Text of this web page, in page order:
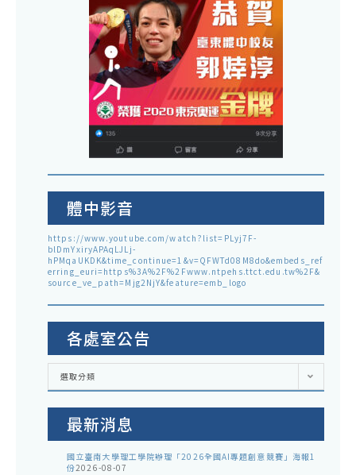
體中影音
https://www.youtube.com/watch?list=PLyj7F-
blDmYxiryAPAqLJLj-
hPMqaUKDK&time_continue=1&v=QFWTd08M8do&embeds_ref
erring_euri=https%3A%2F%2Fwww.ntpehs.ttct.edu.tw%2F&
source_ve_path=Mjg2NjY&feature=emb_logo
各處室公告
各
室
選取分類
最新消息
國立臺南大學理工學院辦理「2026全國AI專題創意競賽」海報1
份2026-08-07